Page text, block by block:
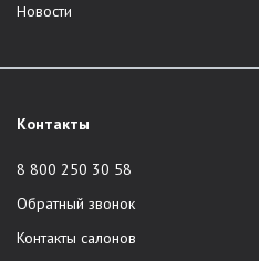
Новости
Контакты
8 800 250 30 58
Обратный звонок
Контакты салонов